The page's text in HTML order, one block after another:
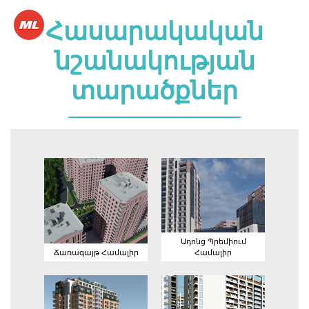
Հասարակական
նշանակության
տարածքներ
Ճառագայթ Համալիր
Ճառագայթ
Համալիր
Ադոնց Պրեմիում
Համալիր
Ադոնց
Պրեմիում
Համալիր
Դալմա
Այգիներ